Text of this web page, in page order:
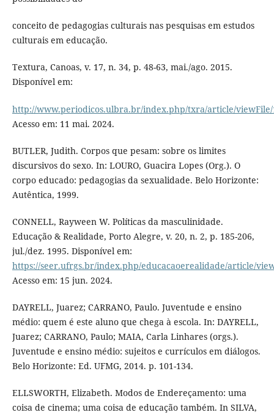
conceito de pedagogias culturais nas pesquisas em estudos
culturais em educação.
Textura, Canoas, v. 17, n. 34, p. 48-63, mai./ago. 2015.
Disponível em:
http://www.periodicos.ulbra.br/index.php/txra/article/viewFile/
Acesso em: 11 mai. 2024.
BUTLER, Judith. Corpos que pesam: sobre os limites
discursivos do sexo. In: LOURO, Guacira Lopes (Org.). O
corpo educado: pedagogias da sexualidade. Belo Horizonte:
Autêntica, 1999.
CONNELL, Rayween W. Políticas da masculinidade.
Educação & Realidade, Porto Alegre, v. 20, n. 2, p. 185-206,
jul./dez. 1995. Disponível em:
https://seer.ufrgs.br/index.php/educacaoerealidade/article/
Acesso em: 15 jun. 2024.
DAYRELL, Juarez; CARRANO, Paulo. Juventude e ensino
médio: quem é este aluno que chega à escola. In: DAYRELL,
Juarez; CARRANO, Paulo; MAIA, Carla Linhares (orgs.).
Juventude e ensino médio: sujeitos e currículos em diálogos.
Belo Horizonte: Ed. UFMG, 2014. p. 101-134.
ELLSWORTH, Elizabeth. Modos de Endereçamento: uma
coisa de cinema; uma coisa de educação também. In SILVA,